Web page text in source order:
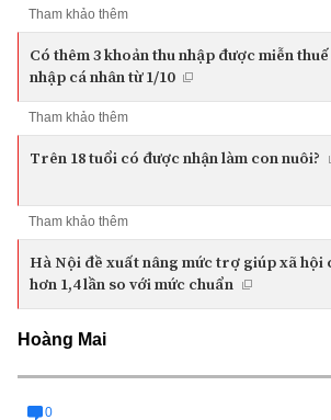
Tham khảo thêm
Có thêm 3 khoản thu nhập được miễn
nhập cá nhân từ 1/10
Tham khảo thêm
Trên 18 tuổi có được nhận làm con nuôi?
Tham khảo thêm
Hà Nội đề xuất nâng mức trợ giúp xã hội
hơn 1,4 lần so với mức chuẩn
Hoàng Mai
0